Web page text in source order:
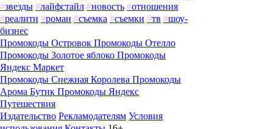
#звезды #лайфстайл #новость #отношения
#реалити #роман #съемка #съемки #тв #шоу-
бизнес
Промокоды Островок Промокоды Отелло
Промокоды Золотое яблоко Промокоды
Яндекс Маркет
Промокоды Снежная Королева Промокоды
Арома Бутик Промокоды Яндекс
Путешествия
Издательство Рекламодателям Условия